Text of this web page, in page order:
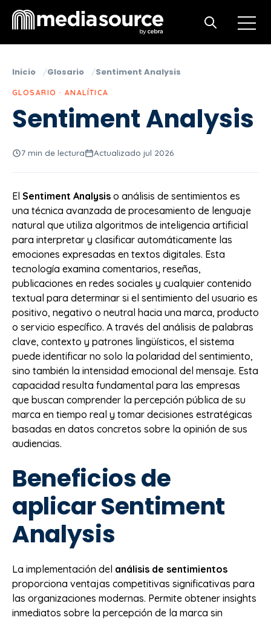
Open
Open search
Inicio Glosario Sentiment Analysis
GLOSARIO · ANALÍTICA
Sentiment Analysis
7 min de lectura Actualizado jul 2026
El Sentiment Analysis o análisis de sentimientos es
una técnica avanzada de procesamiento de lenguaje
natural que utiliza algoritmos de inteligencia artificial
para interpretar y clasificar automáticamente las
emociones expresadas en textos digitales. Esta
tecnología examina comentarios, reseñas,
publicaciones en redes sociales y cualquier contenido
textual para determinar si el sentimiento del usuario es
positivo, negativo o neutral hacia una marca, producto
o servicio específico. A través del análisis de palabras
clave, contexto y patrones lingüísticos, el sistema
puede identificar no solo la polaridad del sentimiento,
sino también la intensidad emocional del mensaje. Esta
capacidad resulta fundamental para las empresas
que buscan comprender la percepción pública de su
marca en tiempo real y tomar decisiones estratégicas
basadas en datos concretos sobre la opinión de sus
audiencias.
Beneficios de
aplicar Sentiment
Analysis
La implementación del análisis de sentimientos
proporciona ventajas competitivas significativas para
las organizaciones modernas. Permite obtener insights
inmediatos sobre la percepción de la marca sin